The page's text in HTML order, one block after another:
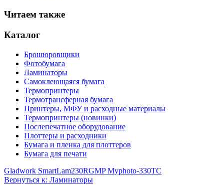
Читаем также
Каталог
Брошюровщики
Фотобумага
Ламинаторы
Самоклеющаяся бумага
Термопринтеры
Термотрансферная бумага
Принтеры, МФУ и расходные материалы
Термопринтеры (новинки)
Послепечатное оборудование
Плоттеры и расходники
Бумага и пленка для плоттеров
Бумага для печати
Gladwork SmartLam230RGMP Myphoto-330TC
Вернуться к: Ламинаторы